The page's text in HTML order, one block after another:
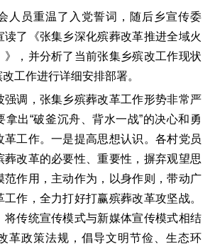
员重温了入党誓词，随后乡宣传委
读了《张集乡深化殡葬改革推进全域火
》，并分析了当前张集乡殡改工作现状
工作进行详细安排部署。
调，张集乡殡葬改革工作形势非常严
出“破釜沉舟、背水一战”的决心和勇
革工作。一是提高思想认识。各村党员
葬改革的必要性、重要性，摒弃观望思
范作用，主动作为，以身作则，带动广
作，全力打好打赢殡葬改革攻坚战。
将传统宣传模式与新媒体宣传模式相结
革政策法规，倡导文明节俭、生态环